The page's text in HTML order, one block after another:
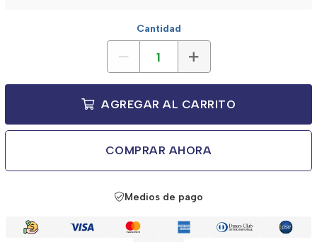
Cantidad
AGREGAR AL CARRITO
COMPRAR AHORA
Medios de pago